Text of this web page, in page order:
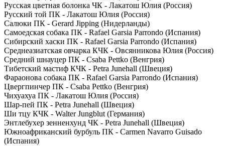
Русская цветная болонка ЧК - Лакатош Юлия (Россия)
Русский той ПК - Лакатош Юлия (Россия)
Салюки ПК - Gerard Jipping (Нидерланды)
Самоедская собака ПК - Rafael Garsia Parrondo (Испания)
Сибирский хаски ПК - Rafael Garsia Parrondo (Испания)
Среднеазиатская овчарка КЧК - Овсянникова Юлия (Россия)
Средний шнауцер ПК - Csaba Pettko (Венгрия)
Тибетский мастиф КЧК - Petra Junehall (Швеция)
Фараонова собака ПК - Rafael Garsia Parrondo (Испания)
Цвергпинчер ПК - Csaba Pettko (Венгрия)
Чихуахуа ПК - Лакатош Юлия (Россия)
Шар-пей ПК - Petra Junehall (Швеция)
Ши тцу КЧК - Walter Jungblut (Германия)
Энтлебухер зенненхунд ЧК - Petra Junehall (Швеция)
Южноафриканский бурбуль ПК - Carmen Navarro Guisado
(Испания)